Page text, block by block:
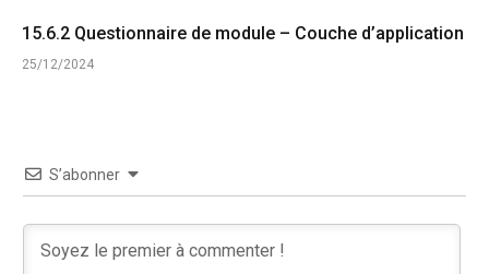
15.6.2 Questionnaire de module – Couche d’application
25/12/2024
S’abonner